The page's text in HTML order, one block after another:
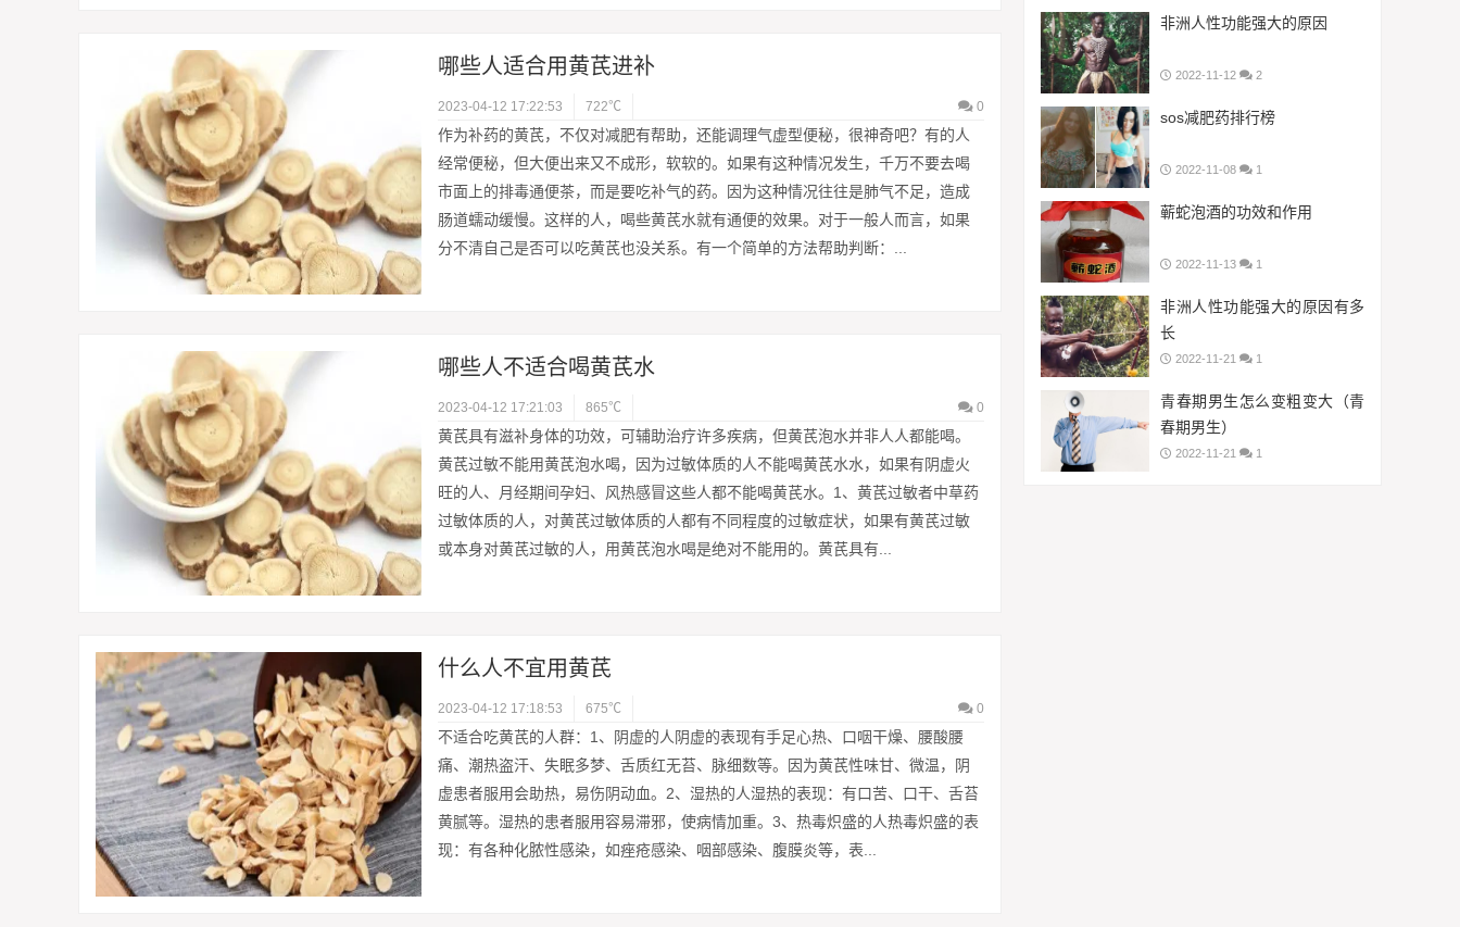
哪些人适合用黄芪进补
2023-04-12 17:22:53 722℃ 0
作为补药的黄芪，不仅对减肥有帮助，还能调理气虚型便秘，很神奇吧？有的人
经常便秘，但大便出来又不成形，软软的。如果有这种情况发生，千万不要去喝
市面上的排毒通便茶，而是要吃补气的药。因为这种情况往往是肺气不足，造成
肠道蠕动缓慢。这样的人，喝些黄芪水就有通便的效果。对于一般人而言，如果
分不清自己是否可以吃黄芪也没关系。有一个简单的方法帮助判断：...
哪些人不适合喝黄芪水
2023-04-12 17:21:03 865℃ 0
黄芪具有滋补身体的功效，可辅助治疗许多疾病，但黄芪泡水并非人人都能喝。
黄芪过敏不能用黄芪泡水喝，因为过敏体质的人不能喝黄芪水水，如果有阴虚火
旺的人、月经期间孕妇、风热感冒这些人都不能喝黄芪水。1、黄芪过敏者中草药
过敏体质的人，对黄芪过敏体质的人都有不同程度的过敏症状，如果有黄芪过敏
或本身对黄芪过敏的人，用黄芪泡水喝是绝对不能用的。黄芪具有...
什么人不宜用黄芪
2023-04-12 17:18:53 675℃ 0
不适合吃黄芪的人群：1、阴虚的人阴虚的表现有手足心热、口咽干燥、腰酸腰
痛、潮热盗汗、失眠多梦、舌质红无苔、脉细数等。因为黄芪性味甘、微温，阴
虚患者服用会助热，易伤阴动血。2、湿热的人湿热的表现：有口苦、口干、舌苔
黄腻等。湿热的患者服用容易滞邪，使病情加重。3、热毒炽盛的人热毒炽盛的表
现：有各种化脓性感染，如痤疮感染、咽部感染、腹膜炎等，表...
非洲人性功能强大的原因
2022-11-12 2
sos减肥药排行榜
2022-11-08 1
蕲蛇泡酒的功效和作用
2022-11-13 1
非洲人性功能强大的原因有多
长
2022-11-21 1
青春期男生怎么变粗变大（青
春期男生）
2022-11-21 1